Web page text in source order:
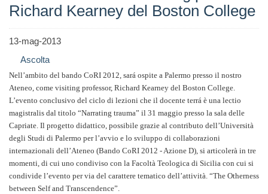
Richard Kearney del Boston College
13-mag-2013
Ascolta
Nell’ambito del bando CoRI 2012, sará ospite a Palermo presso il nostro
Ateneo, come visiting professor, Richard Kearney del Boston College.
L’evento conclusivo del ciclo di lezioni che il docente terrá è una lectio
magistralis dal titolo “Narrating trauma” il 31 maggio presso la sala delle
Capriate. Il progetto didattico, possibile grazie al contributo dell’Università
degli Studi di Palermo per l’avvio e lo sviluppo di collaborazioni
internazionali dell’Ateneo (Bando CoRI 2012 - Azione D), si articolerà in tre
momenti, di cui uno condiviso con la Facoltà Teologica di Sicilia con cui si
condivide l’evento per via del carattere tematico dell’attività. “The Otherness
between Self and Transcendence”.